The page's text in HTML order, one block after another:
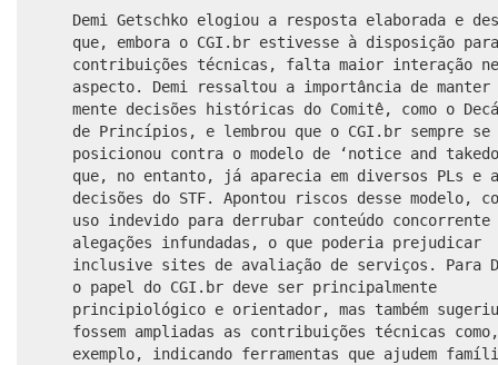
Demi Getschko elogiou a resposta elaborada e
que, embora o CGI.br estivesse à disposição para
contribuições técnicas, falta maior interação
aspecto. Demi ressaltou a importância de manter
mente decisões históricas do Comitê, como o
de Princípios, e lembrou que o CGI.br sempre se
posicionou contra o modelo de ‘notice and
que, no entanto, já aparecia em diversos PLs e
decisões do STF. Apontou riscos desse modelo,
uso indevido para derrubar conteúdo concorrente
alegações infundadas, o que poderia prejudicar
inclusive sites de avaliação de serviços. Para
o papel do CGI.br deve ser principalmente
principiológico e orientador, mas também
fossem ampliadas as contribuições técnicas
exemplo, indicando ferramentas que ajudem